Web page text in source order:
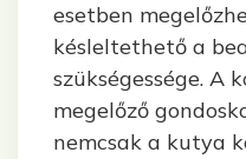
esetben
késleltethető a
szükségessége. A
megelőző
nemcsak a kutya